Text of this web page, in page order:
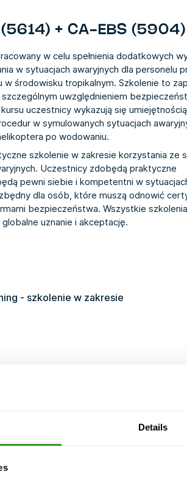
Details
(5614) + CA-EBS (5904)
w celu spełnienia dodatkowych
w sytuacjach awaryjnych dla personelu
środowisku tropikalnym. Szkolenie to
uwzględnieniem
uczestnicy wykazują się
w symulowanych sytuacjach
po wodowaniu.
szkolenie w zakresie korzystania ze
Uczestnicy zdobędą praktyczne
pewni siebie i kompetentni w
dla osób, które muszą odnowić
bezpieczeństwa. Wszystkie
uznanie i akceptację.
- szkolenie w zakresie
KURS CERTYFIKOWANY
i my nigdy anulujemy. Nawet z tylko 1